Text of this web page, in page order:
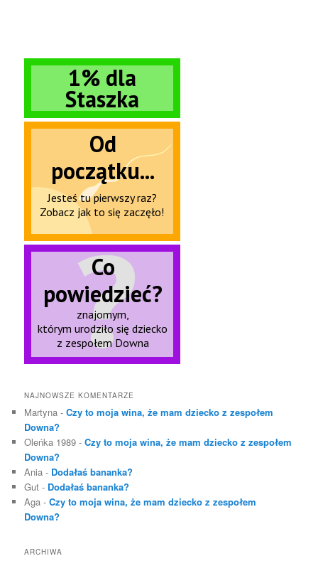
NAJNOWSZE KOMENTARZE
Martyna -Czy to moja wina, że mam dziecko z zespołem
Downa?
Oleńka 1989 -Czy to moja wina, że mam dziecko z zespołem
Downa?
Ania - Dodałaś bananka?
Gut - Dodałaś bananka?
Aga -Czy to moja wina, że mam dziecko z zespołem
Downa?
ARCHIWA